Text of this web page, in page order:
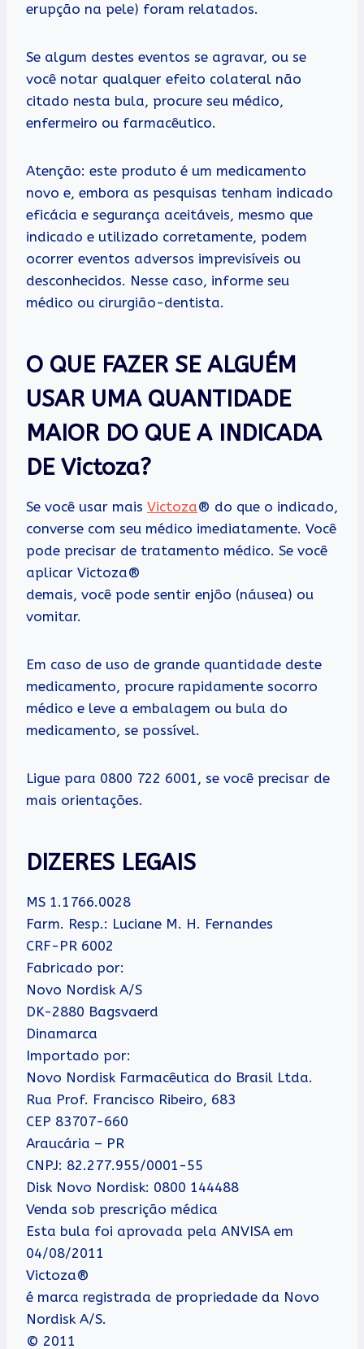
erupção na pele) foram relatados.
Se algum destes eventos se agravar, ou se
você notar qualquer efeito colateral não
citado nesta bula, procure seu médico,
enfermeiro ou farmacêutico.
Atenção: este produto é um medicamento
novo e, embora as pesquisas tenham indicado
eficácia e segurança aceitáveis, mesmo que
indicado e utilizado corretamente, podem
ocorrer eventos adversos imprevisíveis ou
desconhecidos. Nesse caso, informe seu
médico ou cirurgião-dentista.
O QUE FAZER SE ALGUÉM
USAR UMA QUANTIDADE
MAIOR DO QUE A INDICADA
DE Victoza?
Se você usar mais Victoza® do que o indicado,
converse com seu médico imediatamente. Você
pode precisar de tratamento médico. Se você
aplicar Victoza®
demais, você pode sentir enjôo (náusea) ou
vomitar.
Em caso de uso de grande quantidade deste
medicamento, procure rapidamente socorro
médico e leve a embalagem ou bula do
medicamento, se possível.
Ligue para 0800 722 6001, se você precisar de
mais orientações.
DIZERES LEGAIS
MS 1.1766.0028
Farm. Resp.: Luciane M. H. Fernandes
CRF-PR 6002
Fabricado por:
Novo Nordisk A/S
DK-2880 Bagsvaerd
Dinamarca
Importado por:
Novo Nordisk Farmacêutica do Brasil Ltda.
Rua Prof. Francisco Ribeiro, 683
CEP 83707-660
Araucária – PR
CNPJ: 82.277.955/0001-55
Disk Novo Nordisk: 0800 144488
Venda sob prescrição médica
Esta bula foi aprovada pela ANVISA em
04/08/2011
Victoza®
é marca registrada de propriedade da Novo
Nordisk A/S.
© 2011